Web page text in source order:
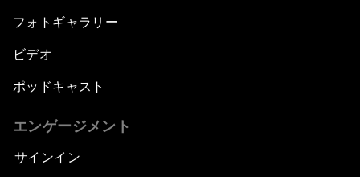
フォトギャラリー
ビデオ
ポッドキャスト
エンゲージメント
サインイン